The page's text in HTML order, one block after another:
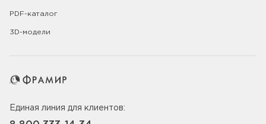
PDF-каталог
3D-модели
Единая линия для клиентов: